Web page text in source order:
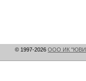
© 1997-2026 ООО ИК